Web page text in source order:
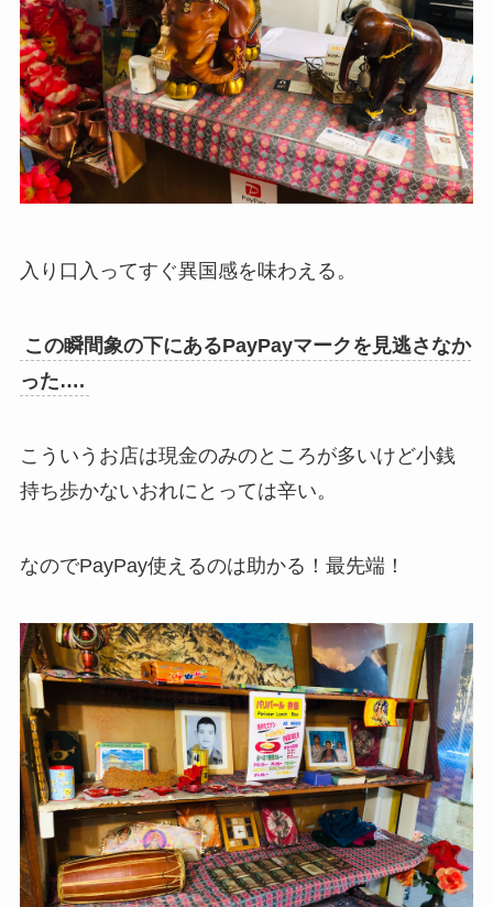
入り口入ってすぐ異国感を味わえる。
この瞬間象の下にあるPayPayマークを見逃さなか
った….
こういうお店は現金のみのところが多いけど小銭
持ち歩かないおれにとっては辛い。
なのでPayPay使えるのは助かる！最先端！